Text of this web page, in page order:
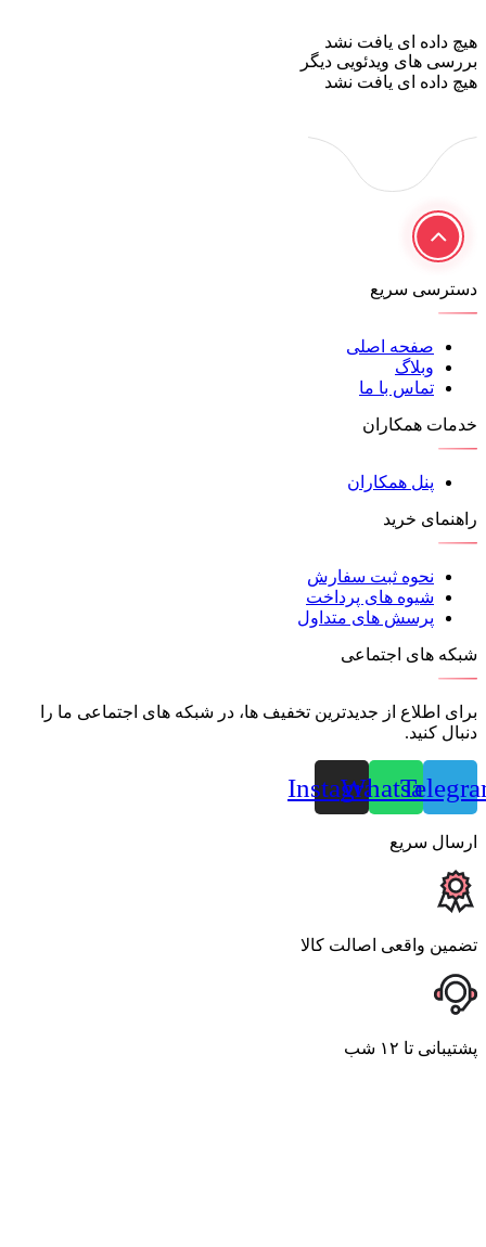
هیچ داده ای یافت نشد
بررسی های ویدئویی دیگر
هیچ داده ای یافت نشد
دسترسی سریع
صفحه اصلی
وبلاگ
تماس با ما
خدمات همکاران
پنل همکاران
راهنمای خرید
نحوه ثبت سفارش
شیوه های پرداخت
پرسش های متداول
شبکه های اجتماعی
برای اطلاع از جدیدترین تخفیف ها، در شبکه های اجتماعی ما را
دنبال کنید.
Whatsapp
Instagram
ارسال سریع
تضمین واقعی اصالت کالا
پشتیبانی تا ۱۲ شب